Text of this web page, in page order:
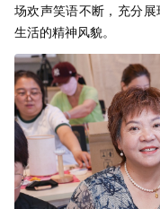
场欢声笑语不断，充分
生活的精神风貌。